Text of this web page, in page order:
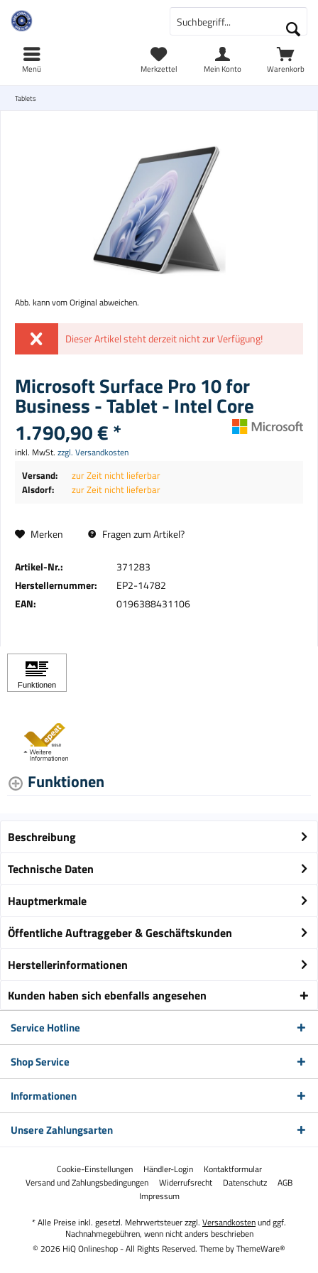
Warenkorb
Merkzettel Mein Konto
Menü
Tablets
Abb. kann vom Original abweichen.
Dieser Artikel steht derzeit nicht zur Verfügung!
Microsoft Surface Pro 10 for
Business - Tablet - Intel Core
1.790,90 € *
inkl. MwSt. zzgl. Versandkosten
Versand:
zur Zeit nicht lieferbar
Alsdorf:
zur Zeit nicht lieferbar
Merken Fragen zum Artikel?
Artikel-Nr.:
371283
Herstellernummer:
EP2-14782
EAN:
0196388431106
Funktionen
Beschreibung
Technische Daten
Hauptmerkmale
Öffentliche Auftraggeber & Geschäftskunden
Herstellerinformationen
Kunden haben sich ebenfalls angesehen
Service Hotline
Shop Service
Informationen
Unsere Zahlungsarten
Cookie-Einstellungen Händler-Login
Kontaktformular
Versand und Zahlungsbedingungen
Widerrufsrecht Datenschutz
AGB
Impressum
* Alle Preise inkl. gesetzl. Mehrwertsteuer zzgl. Versandkostenund ggf.
Nachnahmegebühren, wenn nicht anders beschrieben
© 2026 HiQ Onlineshop - All Rights Reserved. Theme byThemeWare®